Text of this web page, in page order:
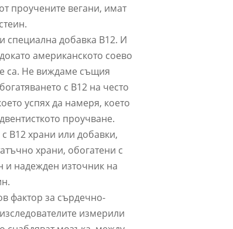
проучените вегани, имат
специална добавка B12. И
американското соево
са. Не виждаме същия
с B12 на често
успях да намеря, което
проучване.
B12 храни или добавки,
храни, обогатени с
и надежден източник на
фактор за сърдечно-
измерили